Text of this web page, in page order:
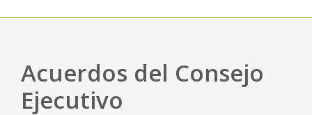
Utilidades
Mapa web
Acuerdos del Consejo
Ejecutivo